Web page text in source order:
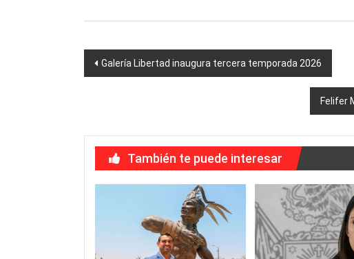
Navegación
Galería Libertad inaugura tercera temporada 2026
Felifer
También te puede interesar